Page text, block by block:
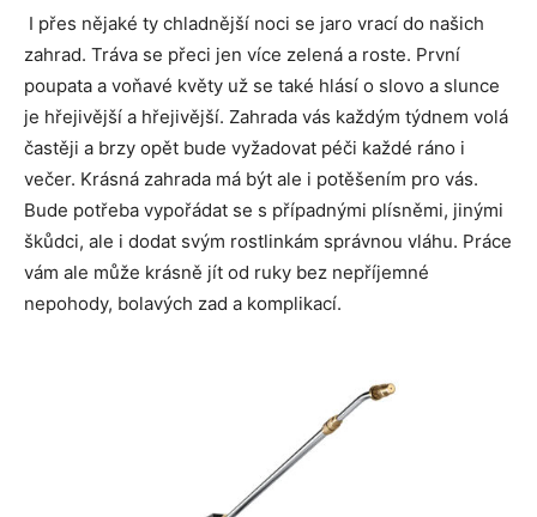
I přes nějaké ty chladnější noci se jaro vrací do našich
zahrad. Tráva se přeci jen více zelená a roste. První
poupata a voňavé květy už se také hlásí o slovo a slunce
je hřejivější a hřejivější. Zahrada vás každým týdnem volá
častěji a brzy opět bude vyžadovat péči každé ráno i
večer. Krásná zahrada má být ale i potěšením pro vás.
Bude potřeba vypořádat se s případnými plísněmi, jinými
škůdci, ale i dodat svým rostlinkám správnou vláhu. Práce
vám ale může krásně jít od ruky bez nepříjemné
nepohody, bolavých zad a komplikací.